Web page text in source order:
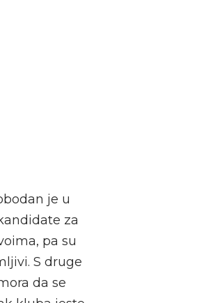
je u
za
pa su
S druge
da se